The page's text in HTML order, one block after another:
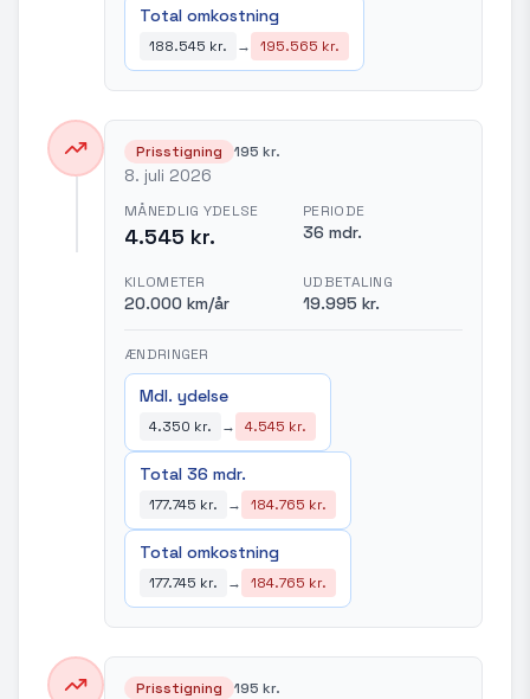
Total omkostning
188.545 kr. → 195.565 kr.
Prisstigning 195 kr.
8. juli 2026
MÅNEDLIG YDELSE
4.545 kr.
PERIODE
36 mdr.
KILOMETER
20.000 km/år
UDBETALING
19.995 kr.
ÆNDRINGER
Mdl. ydelse
4.350 kr. → 4.545 kr.
Total 36 mdr.
177.745 kr. → 184.765 kr.
Total omkostning
177.745 kr. → 184.765 kr.
Prisstigning 195 kr.